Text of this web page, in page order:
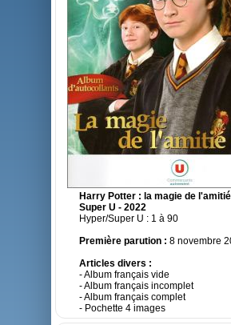
Harry Potter : la magie de
Super U - 2022
Hyper/Super U : 1 à 90
Première parution : 8 novembre
Articles divers :
- Album français vide
- Album français incomplet
- Album français complet
- Pochette 4 images